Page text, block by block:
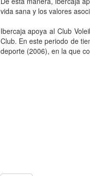
vida sana y los valores
Ibercaja apoya al Club
Club. En este periodo de
deporte (2006), en la que